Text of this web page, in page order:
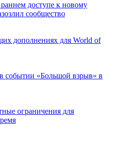
доступе к новому
сообщество
дополнениях для World of
событии «Большой взрыв» в
ограничения для